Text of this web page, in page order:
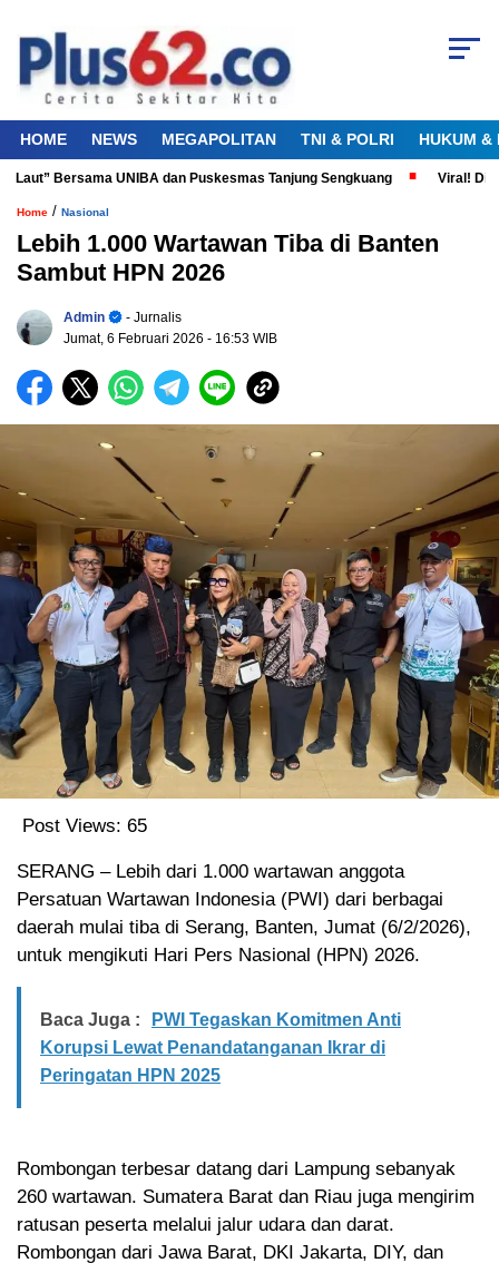
HOME NEWS MEGAPOLITAN TNI & POLRI HUKUM &
Bersama UNIBA dan Puskesmas Tanjung Sengkuang Viral!
Home / Nasional
Lebih 1.000 Wartawan Tiba di Banten
Sambut HPN 2026
Admin
- Jurnalis
Jumat, 6 Februari 2026 - 16:53 WIB
Post Views: 65
SERANG – Lebih dari 1.000 wartawan anggota
Persatuan Wartawan Indonesia (PWI) dari berbagai
daerah mulai tiba di Serang, Banten, Jumat (6/2/2026),
untuk mengikuti Hari Pers Nasional (HPN) 2026.
Baca Juga :
PWI Tegaskan Komitmen Anti
Korupsi Lewat Penandatanganan Ikrar di
Peringatan HPN 2025
Rombongan terbesar datang dari Lampung sebanyak
260 wartawan. Sumatera Barat dan Riau juga mengirim
ratusan peserta melalui jalur udara dan darat.
Rombongan dari Jawa Barat, DKI Jakarta, DIY, dan